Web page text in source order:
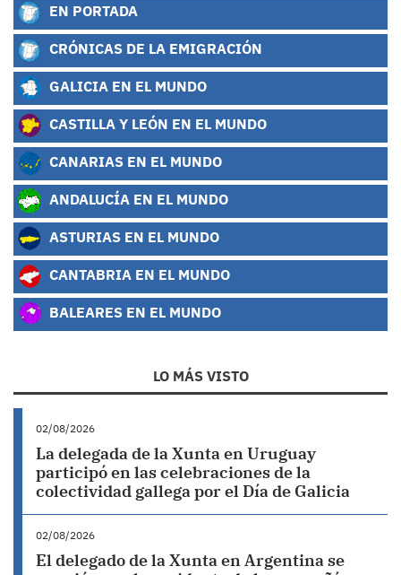
EN PORTADA
CRÓNICAS DE LA EMIGRACIÓN
GALICIA EN EL MUNDO
CASTILLA Y LEÓN EN EL MUNDO
CANARIAS EN EL MUNDO
ANDALUCÍA EN EL MUNDO
ASTURIAS EN EL MUNDO
CANTABRIA EN EL MUNDO
BALEARES EN EL MUNDO
LO MÁS VISTO
02/08/2026
La delegada de la Xunta en Uruguay
participó en las celebraciones de la
colectividad gallega por el Día de Galicia
02/08/2026
El delegado de la Xunta en Argentina se